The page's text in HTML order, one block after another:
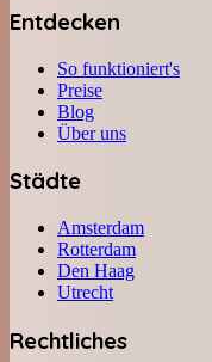
Entdecken
So funktioniert's
Preise
Blog
Über uns
Städte
Amsterdam
Rotterdam
Den Haag
Utrecht
Rechtliches